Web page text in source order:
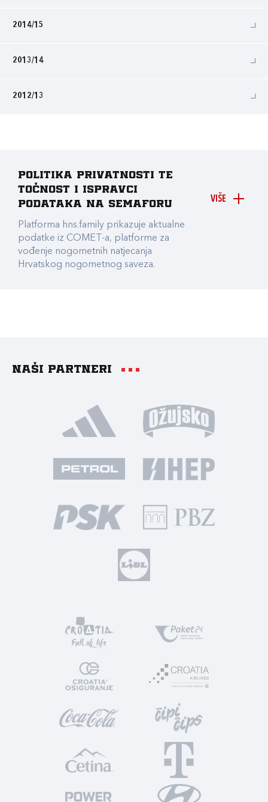
2014/15
2013/14
2012/13
VIŠE
Politika privatnosti te
točnost i ispravci
podataka na Semaforu
Platforma hns.family prikazuje aktualne
podatke iz COMET-a, platforme za
vođenje nogometnih natjecanja
Hrvatskog nogometnog saveza.
Naši partneri